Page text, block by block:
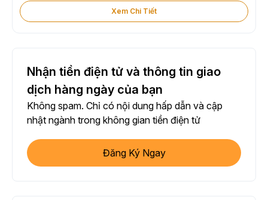
Xem Chi Tiết
Nhận tiền điện tử và thông tin giao
dịch hàng ngày của bạn
Không spam. Chỉ có nội dung hấp dẫn và cập
nhật ngành trong không gian tiền điện tử
Đăng Ký Ngay